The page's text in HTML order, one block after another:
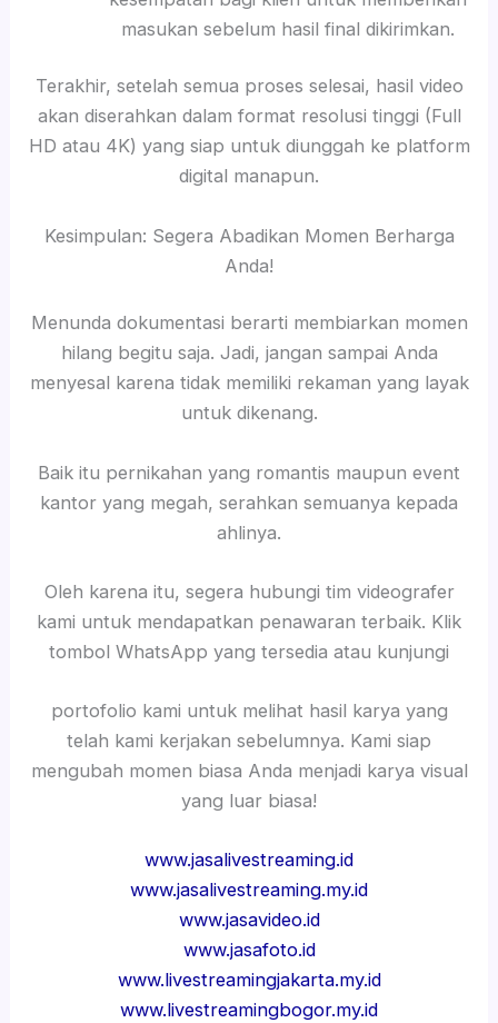
masukan sebelum hasil final dikirimkan.
Terakhir, setelah semua proses selesai, hasil video
akan diserahkan dalam format resolusi tinggi (Full
HD atau 4K) yang siap untuk diunggah ke platform
digital manapun.
Kesimpulan: Segera Abadikan Momen Berharga
Anda!
Menunda dokumentasi berarti membiarkan momen
hilang begitu saja. Jadi, jangan sampai Anda
menyesal karena tidak memiliki rekaman yang layak
untuk dikenang.
Baik itu pernikahan yang romantis maupun event
kantor yang megah, serahkan semuanya kepada
ahlinya.
Oleh karena itu, segera hubungi tim videografer
kami untuk mendapatkan penawaran terbaik. Klik
tombol WhatsApp yang tersedia atau kunjungi
portofolio kami untuk melihat hasil karya yang
telah kami kerjakan sebelumnya. Kami siap
mengubah momen biasa Anda menjadi karya visual
yang luar biasa!
www.jasalivestreaming.id
www.jasalivestreaming.my.id
www.jasavideo.id
www.jasafoto.id
www.livestreamingjakarta.my.id
www.livestreamingbogor.my.id